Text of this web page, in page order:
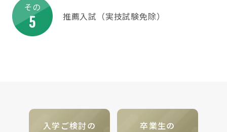
推薦入試（実技試験免除）
入学ご検討の
卒業生の